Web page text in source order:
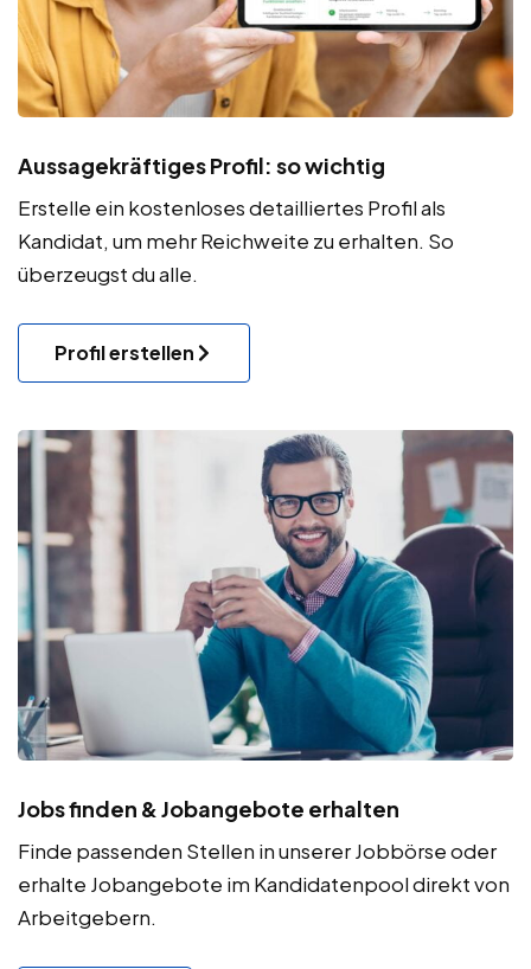
Aussagekräftiges Profil: so wichtig
Erstelle ein kostenloses detailliertes Profil als
Kandidat, um mehr Reichweite zu erhalten. So
überzeugst du alle.
Profil erstellen
Jobs finden & Jobangebote erhalten
Finde passenden Stellen in unserer Jobbörse oder
erhalte Jobangebote im Kandidatenpool direkt von
Arbeitgebern.